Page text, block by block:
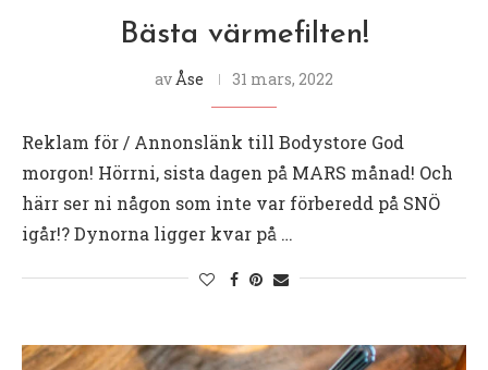
Bästa värmefilten!
av Åse 31 mars, 2022
Reklam för / Annonslänk till Bodystore God
morgon! Hörrni, sista dagen på MARS månad! Och
härr ser ni någon som inte var förberedd på SNÖ
igår!? Dynorna ligger kvar på …